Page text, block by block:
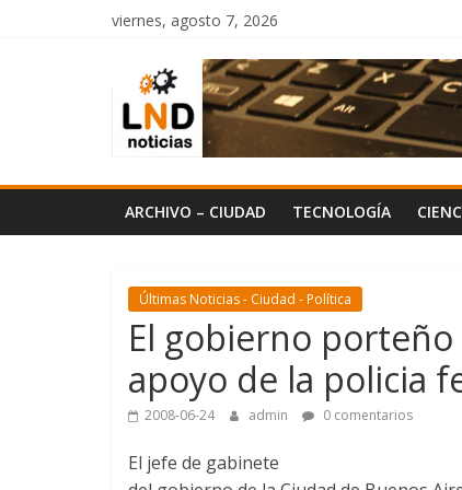
viernes, agosto 7, 2026
LND
Noticias
ARCHIVO – CIUDAD TECNOLOGÍA
Últimas Noticias - Ciudad - Política
El gobierno
apoyo de la policia
2008-06-24 admin 0 comentarios
El jefe de gabinete